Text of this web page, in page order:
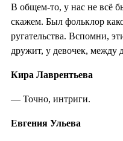
В общем-то, у нас не всё
скажем. Был фольклор
ругательства. Вспомни,
дружит, у девочек, между
Кира Лаврентьева
— Точно, интриги.
Евгения Ульева